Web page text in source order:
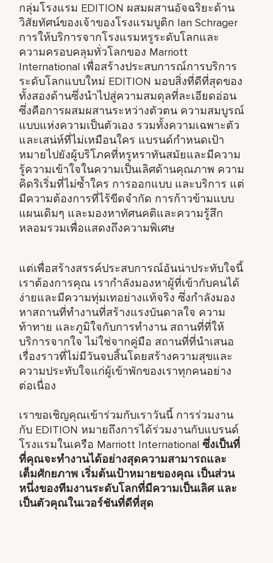
กลุ่มโรงแรม EDITION ผสมผสานอัจฉริยะด้าน
วิสัยทัศน์ของเจ้าของโรงแรมบูติก Ian Schrager
การให้บริการจากโรงแรมหรูระดับโลกและ
ความครอบคลุมทั่วโลกของ Marriott
International เพื่อสร้างประสบการณ์การบริการ
ระดับโลกแบบใหม่ EDITION มอบสิ่งที่ดีที่สุดของ
ทั้งสองด้านซึ่งนำไปสู่ความสมดุลที่ละเอียดอ่อน
ซึ่งคือการผสมผสานระหว่างตัวตน ความสมบูรณ์
แบบแห่งความเป็นตัวเอง รวมทั้งความเฉพาะตัว
และเสน่ห์ที่ไม่เหมือนใคร แบรนด์กำหนดเป้า
หมายไปยังผู้บริโภคที่หรูหราทันสมัยและมีความ
รู้ความเข้าใจในความเป็นเลิศด้านคุณภาพ ความ
คิดริเริ่มที่ไม่ซ้ำใคร การออกแบบ และบริการ แต่
มีความต้องการที่ไร้ขีดจำกัด การก้าวข้ามแบบ
แผนเดิมๆ และมองหาทัศนคติและความรู้สึก
หลอมรวมเพื่อแสดงถึงความพิเศษ
แต่เพื่อสร้างสรรค์ประสบการณ์อันน่าประทับใจนี้
เราต้องการคุณ เรากำลังมองหาผู้ที่เข้ากับคนได้
ง่ายและมีความทุ่มเทอย่างแท้จริง ซึ่งกำลังมอง
หาสถานที่ทำงานที่สร้างแรงบันดาลใจ ความ
ท้าทาย และภูมิใจกับการทำงาน สถานที่ที่ให้
บริการจากใจ ไม่ใช่จากคู่มือ สถานที่ที่นำเสนอ
เรื่องราวที่ไม่มีวันจบสิ้นโดยสร้างความสุขและ
ความประทับใจแก่ผู้เข้าพักของเราทุกคนอย่าง
ต่อเนื่อง
เราขอเชิญคุณเข้าร่วมกับเราวันนี้ การร่วมงาน
กับ EDITION หมายถึงการได้ร่วมงานกับแบรนด์
โรงแรมในเครือ Marriott Internationalซึ่งเป็นที่
ที่คุณจะทำงานได้อย่างสุดความสามารถและ
เต็มศักยภาพ เริ่มต้นเป้าหมายของคุณ เป็นส่วน
หนึ่งของทีมงานระดับโลกที่มีความเป็นเลิศ และ
เป็นตัวคุณในเวอร์ชันที่ดีที่สุด